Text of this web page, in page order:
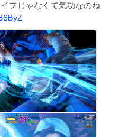
フじゃなくて気功なのね